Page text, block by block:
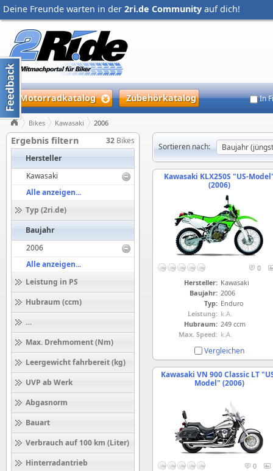
Deine Freunde warten in der 2ri.de Community auf dich!
Motorradkatalog Zubehörkatalog In
Bikes Kawasaki 2006
Ergebnis filtern 32 Bikes
Hersteller
Kawasaki
Alle anzeigen...
Typ (2ri.de)
Baujahr
2006
Alle anzeigen...
Leistung in PS
Hubraum (ccm)
Höchstgeschwindigkeit (km/h)
Max. Drehmoment (Nm)
Leergewicht fahrbereit (kg)
UVP ab Werk
Abgasnorm
Bauart
Verbrauch auf 100 km (Liter)
Hinterradantrieb
Sortieren nach:
Kawasaki KLX250S "US-
(2006)
0
Hersteller: Kawasaki
Baujahr: 2006
Typ: Enduro
Leistung: k.A.
Hubraum: 249 ccm
Max. Speed: k.A.
Vergleichen
Kawasaki VN 900 Classic LT
Model" (2006)
0